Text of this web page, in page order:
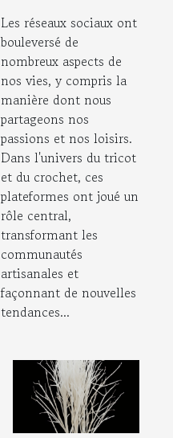
de tricot et
crochet
contemporaines
Les réseaux sociaux ont
bouleversé de
nombreux aspects de
nos vies, y compris la
manière dont nous
partageons nos
passions et nos loisirs.
Dans l'univers du tricot
et du crochet, ces
plateformes ont joué un
rôle central,
transformant les
communautés
artisanales et
façonnant de nouvelles
tendances...